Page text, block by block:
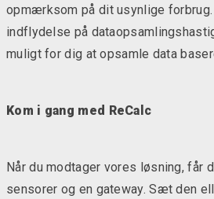
opmærksom på dit usynlige forbrug.
indflydelse på
muligt for dig at opsamle data
Kom i gang med ReCalc
Når du modtager vores løsning, får
sensorer og en gateway. Sæt den